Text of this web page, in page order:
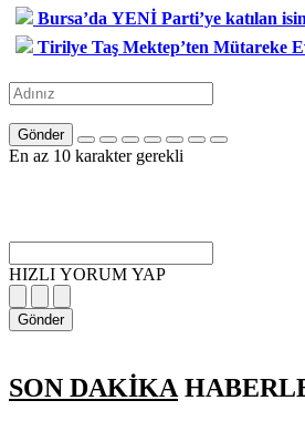
Bursa’da YENİ Parti’ye katılan
Tirilye Taş Mektep’ten Mütareke
Gönder
En az 10 karakter gerekli
HIZLI YORUM YAP
Gönder
SON DAKİKA